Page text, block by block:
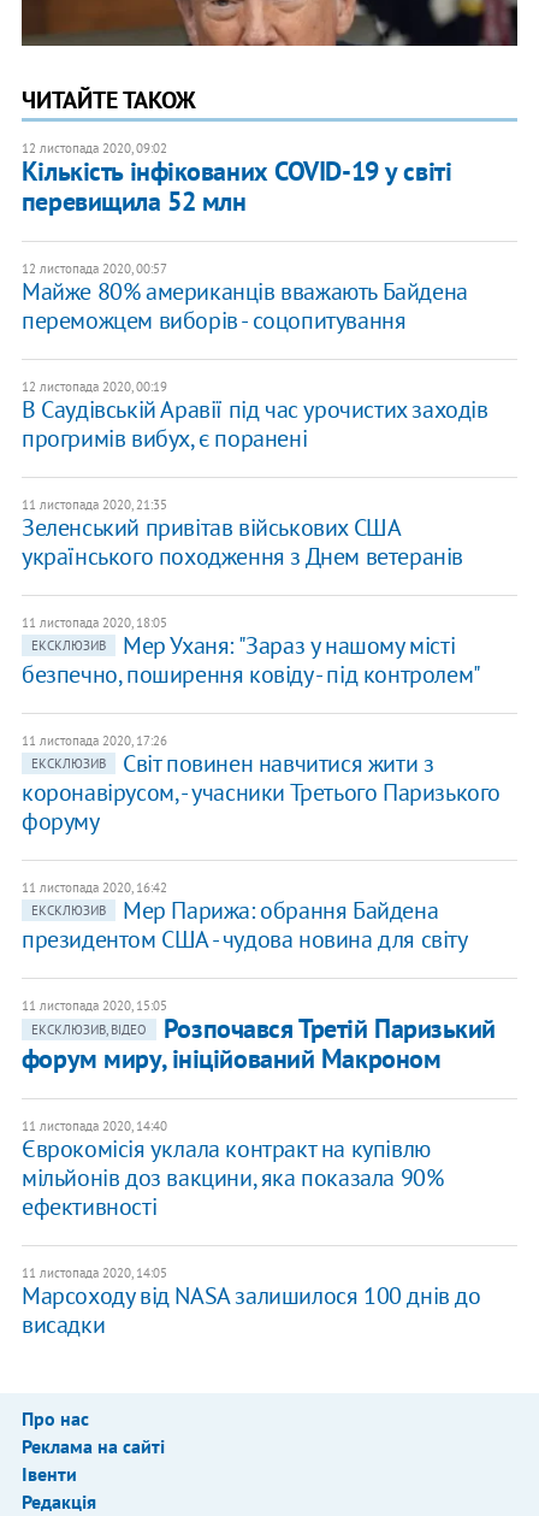
ЧИТАЙТЕ ТАКОЖ
12 листопада 2020, 09:02
Кількість інфікованих COVID-19 у світі
перевищила 52 млн
12 листопада 2020, 00:57
Майже 80% американців вважають Байдена
переможцем виборів - соцопитування
12 листопада 2020, 00:19
В Саудівській Аравії під час урочистих заходів
прогримів вибух, є поранені
11 листопада 2020, 21:35
Зеленський привітав військових США
українського походження з Днем ветеранів
11 листопада 2020, 18:05
ЕКСКЛЮЗИВ
Мер Уханя: "Зараз у нашому місті
безпечно, поширення ковіду - під контролем"
11 листопада 2020, 17:26
ЕКСКЛЮЗИВ
​Світ повинен навчитися жити з
коронавірусом, - учасники Третього Паризького
форуму
11 листопада 2020, 16:42
ЕКСКЛЮЗИВ
​Мер Парижа: обрання Байдена
президентом США - чудова новина для світу
11 листопада 2020, 15:05
ЕКСКЛЮЗИВ, ВІДЕО
Розпочався Третій Паризький
форум миру, ​ініційований Макроном
11 листопада 2020, 14:40
Єврокомісія уклала контракт на купівлю
мільйонів доз вакцини, яка показала 90%
ефективності
11 листопада 2020, 14:05
Марсоходу від NASA залишилося 100 днів до
висадки
Про нас
Реклама на сайті
Івенти
Редакція